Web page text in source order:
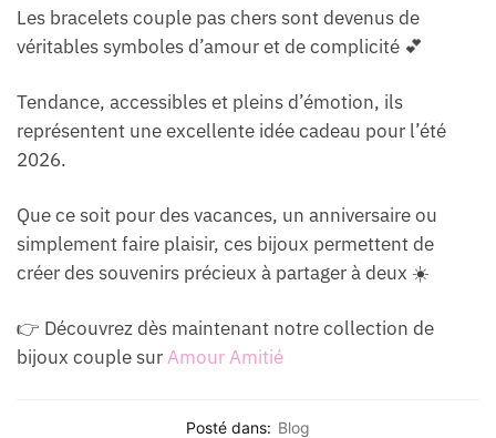
Les bracelets couple pas chers sont devenus de
véritables symboles d’amour et de complicité 💕
Tendance, accessibles et pleins d’émotion, ils
représentent une excellente idée cadeau pour l’été
2026.
Que ce soit pour des vacances, un anniversaire ou
simplement faire plaisir, ces bijoux permettent de
créer des souvenirs précieux à partager à deux ☀️
👉 Découvrez dès maintenant notre collection de
bijoux couple surAmour Amitié
Posté dans: Blog